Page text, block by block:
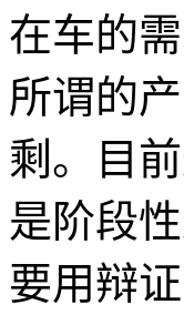
在车的
所谓的
剩。目
是阶段
要用辩